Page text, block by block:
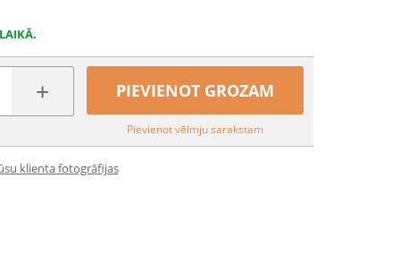
+ PIEVIENOT GROZAM
Pievienot vēlmju sarakstam
klienta fotogrāfijas